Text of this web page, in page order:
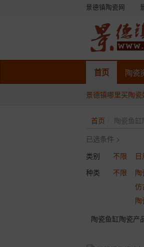
景德镇陶瓷网
首页 陶瓷
景德镇哪里买陶瓷
首页
陶瓷鱼
已选条件 >
类别
不限
种类
不限 陶
仿
陶
陶瓷鱼缸陶瓷产